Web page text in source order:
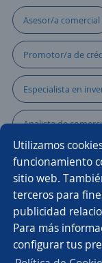
Utilizamos
funcionamiento
sitio web.
terceros para
publicidad
Para más
configurar tus
Asesor/a comercial
Promotor/a de
Especialista en
Analista de
Asesor/a comercial
Asesor/a
Asesor/a
CT App